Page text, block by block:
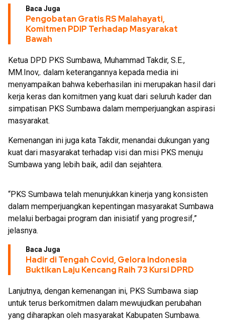
Baca Juga
Pengobatan Gratis RS Malahayati,
Komitmen PDIP Terhadap Masyarakat
Bawah
Ketua DPD PKS Sumbawa, Muhammad Takdir, S.E.,
MM.Inov,. dalam keterangannya kepada media ini
menyampaikan bahwa keberhasilan ini merupakan hasil dari
kerja keras dan komitmen yang kuat dari seluruh kader dan
simpatisan PKS Sumbawa dalam memperjuangkan aspirasi
masyarakat.
Kemenangan ini juga kata Takdir, menandai dukungan yang
kuat dari masyarakat terhadap visi dan misi PKS menuju
Sumbawa yang lebih baik, adil dan sejahtera.
“PKS Sumbawa telah menunjukkan kinerja yang konsisten
dalam memperjuangkan kepentingan masyarakat Sumbawa
melalui berbagai program dan inisiatif yang progresif,”
jelasnya.
Baca Juga
Hadir di Tengah Covid, Gelora Indonesia
Buktikan Laju Kencang Raih 73 Kursi DPRD
Lanjutnya, dengan kemenangan ini, PKS Sumbawa siap
untuk terus berkomitmen dalam mewujudkan perubahan
yang diharapkan oleh masyarakat Kabupaten Sumbawa.